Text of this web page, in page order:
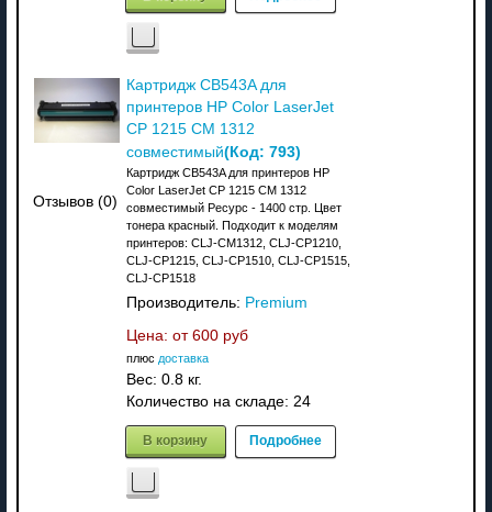
Отзывов (0)
Картридж CB543A для
принтеров HP Color LaserJet
CP 1215 CM 1312
совместимый(Код: 793)
Картридж CB543A для принтеров HP
Color LaserJet CP 1215 CM 1312
совместимый Ресурс - 1400 стр. Цвет
тонера красный. Подходит к моделям
принтеров: CLJ-CM1312, CLJ-CP1210,
CLJ-CP1215, CLJ-CP1510, CLJ-CP1515,
CLJ-CP1518
Производитель: Premium
Цена: от 600 руб
плюс доставка
Вес: 0.8 кг.
Количество на складе: 24
В корзину Подробнее